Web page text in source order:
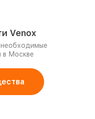
Venox
в Москве